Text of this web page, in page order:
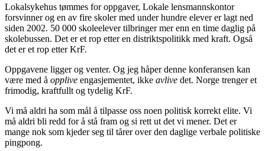
Lokalsykehus tømmes for oppgaver, Lokale lensmannskontor
forsvinner og en av fire skoler med under hundre elever er lagt ned
siden 2002. 50 000 skoleelever tilbringer mer enn en time daglig på
skolebussen. Det er et rop etter en distriktspolitikk med kraft. Også
det er et rop etter KrF.
Oppgavene ligger og venter. Og jeg håper denne konferansen kan
være med å opplive engasjementet, ikke avlive det. Norge trenger et
frimodig, kraftfullt og tydelig KrF.
Vi må aldri ha som mål å tilpasse oss noen politisk korrekt elite. Vi
må aldri bli redd for å stå fram og si rett ut det vi mener. Det er
mange nok som kjeder seg til tårer over den daglige verbale politiske
pingpong.